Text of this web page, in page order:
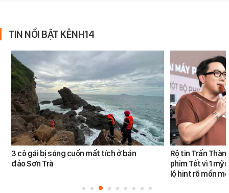
TIN NỔI BẬT KÊNH14
3 cô gái bị sóng cuốn mất tích ở bán
đảo Sơn Trà
Rộ tin Trấn
phim Tết vì 1 mỹ
lộ hint rõ mồn